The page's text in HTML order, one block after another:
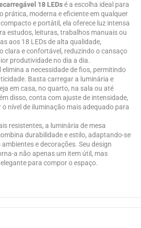
18 LEDsé a escolha ideal para
prática, moderna e eficiente em qualquer
e portátil, ela oferece luz intensa
estudos, leituras, trabalhos manuais ou
aos 18 LEDs de alta qualidade,
clara e confortável, reduzindo o cansaço
produtividade no dia a dia.
elimina a necessidade de fios, permitindo
Basta carregar a luminária e
em casa, no quarto, na sala ou até
disso, conta com ajuste de intensidade,
nível de iluminação mais adequado para
resistentes, a luminária de mesa
durabilidade e estilo, adaptando-se
e decorações. Seu design
a não apenas um item útil, mas
para compor o espaço.